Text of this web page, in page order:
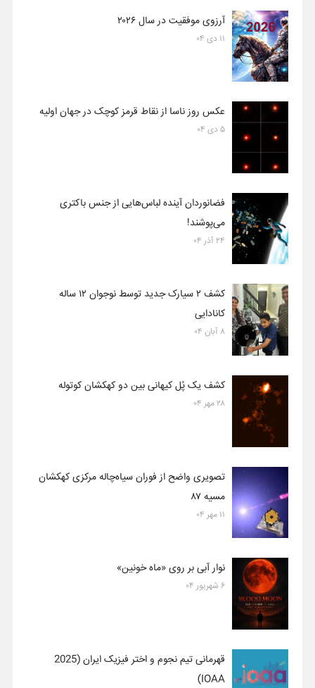
آرزوی موفقیت در سال ۲۰۲۶
۱۱ دی ۰۴
عکس روز ناسا از نقاط قرمز کوچک در جهان اولیه
۵ دی ۰۴
فضانوردان آینده لباس‌هایی از جنس باکتری
می‌پوشند!
۲۴ آذر ۰۴
کشف ۲ سیارک جدید توسط نوجوان ۱۲ ساله
کانادایی
۸ آبان ۰۴
کشف یک پُل کیهانی بین دو کهکشان کوتوله
۲۸ مهر ۰۴
تصویری واضح از فوران سیاه‌چاله مرکزی کهکشان
مسیه ۸۷
۱۱ مهر ۰۴
نوار آبی بر روی «ماه خونین»
۶ شهریور ۰۴
قهرمانی تیم نجوم و اختر فیزیک ایران (2025
IOAA)